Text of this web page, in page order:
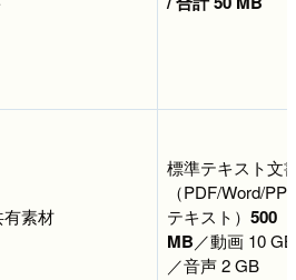
有素材
標準テキスト文
（PDF/Word/
テキスト） 500
MB／動画 10 GB
／音声 2 GB